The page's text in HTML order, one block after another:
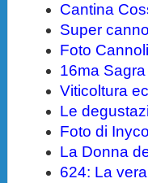
Cantina
Super
Foto
16ma
Viticoltura
Le
Foto di
La Donna
624: La